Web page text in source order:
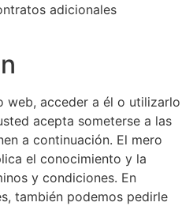
adicionales
web, acceder a él o utilizarlo
acepta someterse a las
a continuación. El mero
el conocimiento y la
y condiciones. En
también podemos pedirle